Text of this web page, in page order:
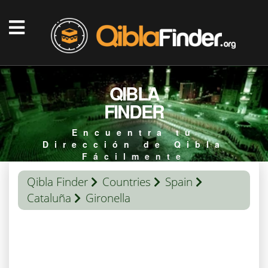
QIBLA
FINDER
Encuentra tu
Dirección de Qibla
Fácilmente
Qibla Finder Countries
Spain
Cataluña
Gironella